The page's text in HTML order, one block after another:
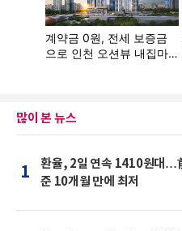
많이 본 뉴스
1
환율, 2일 연속 1410원대…
준 10개월 만에 최저